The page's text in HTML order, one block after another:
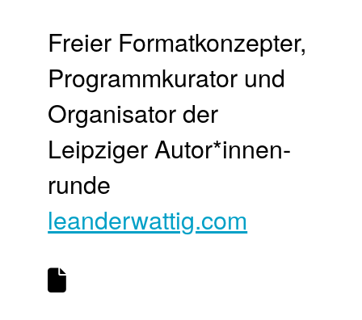
Freier Format­konzepter,
Programm­kurator und
Organisator der
Leipziger Autor*innen­
runde
leanderwattig.com